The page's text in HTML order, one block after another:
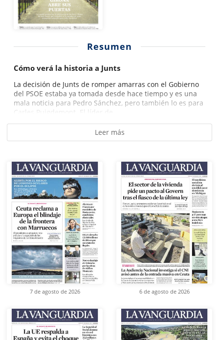
Resumen
Cómo verá la historia a Junts
La decisión de Junts de romper amarras con el Gobierno
del PSOE estaba ya tomada desde hace tiempo y es una
mala noticia para Pedro Sánchez, pero también lo es para
Carles Puigdemont. El líder de...
Leer más
7 de agosto de 2026 6 de agosto de 2026